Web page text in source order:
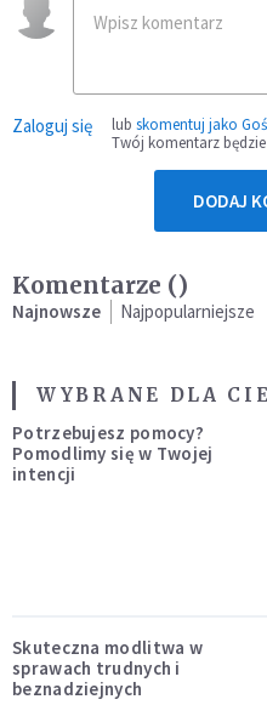
Zaloguj się lub skomentuj jako
Twój komentarz
DODAJ
Komentarze ()
Najnowsze Najpopularniejsze
WYBRANE DLA
Potrzebujesz pomocy?
Pomodlimy się w Twojej
intencji
Skuteczna modlitwa w
sprawach trudnych i
beznadziejnych